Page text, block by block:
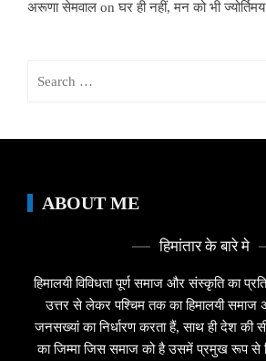
अरूणा सेमवाल onघर ही नहीं, मन को भी
ABOUT ME
हिमांतार के बारे मे
हिमालयी विविधता पूर्ण समाज और संस्कृति का
उत्तर से लेकर पश्चिम तक का हिमालयी
जनसख्यां का निर्धारण करता हैं, साथ ही देश की
का जिम्मा जिस समाज को है उसमें प्रमुख रूप से